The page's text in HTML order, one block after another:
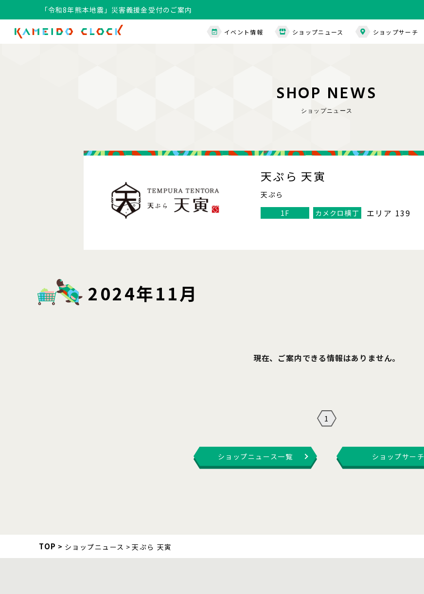
「令和8年熊本地震」災害義援金受付のご案内
イベント情報 ショップニュース ショップサーチ
SHOP NEWS
ショップニュース
天ぷら 天寅
天ぷら
1F
カメクロ横丁 エリア 139
2024年11月
現在、ご案内できる情報はありません。
1
ショップニュース一覧 ショップサーチ
TOP ショップニュース 天ぷら 天寅